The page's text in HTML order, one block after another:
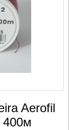
Aerofil